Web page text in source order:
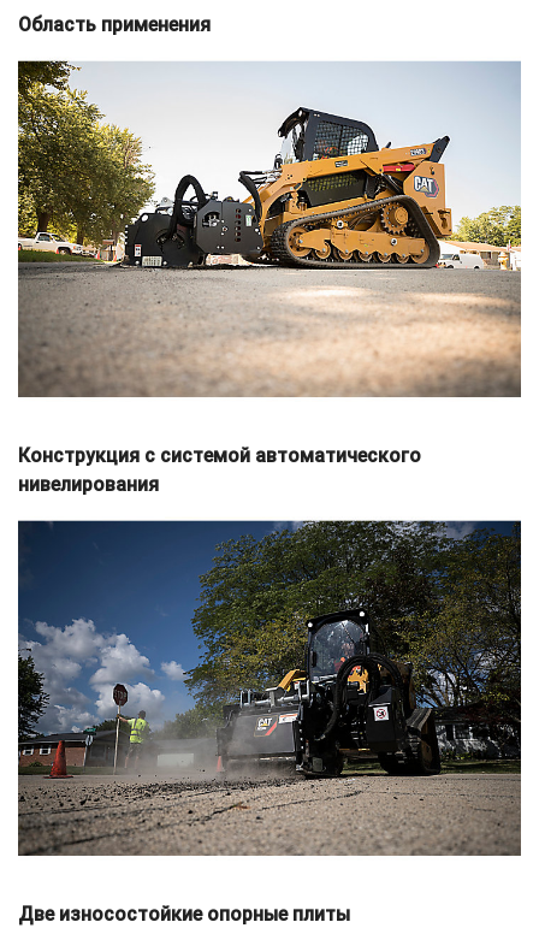
Область применения
Конструкция с системой автоматического
нивелирования
Две износостойкие опорные плиты